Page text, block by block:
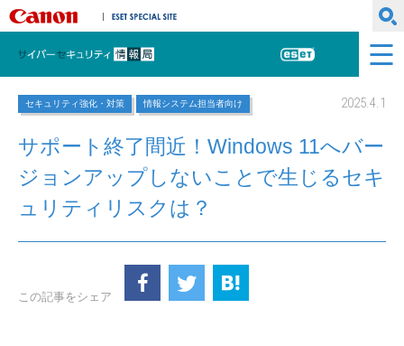
キヤノンマーケティングジャパン株式会社
サイバーセキュリティ情報局
ESET
セキュリティ強化・対策 情報システム担当者向け 2025.4.1
サポート終了間近！Windows 11へバー
ジョンアップしないことで生じるセキ
ュリティリスクは？
この記事をシェア